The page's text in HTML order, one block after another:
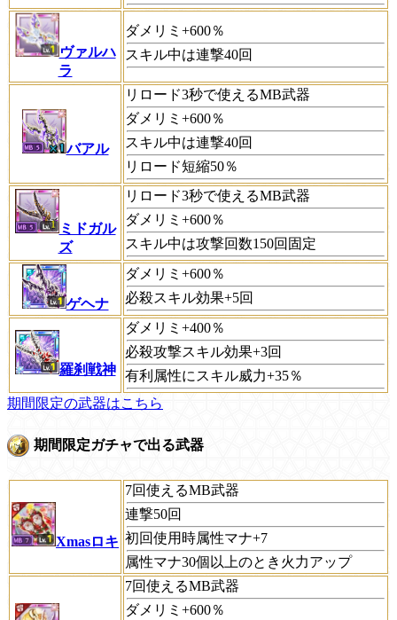
ヴァルハ
ラ
ダメリミ+600％
スキル中は連撃40回
バアル
リロード3秒で使えるMB武器
ダメリミ+600％
スキル中は連撃40回
リロード短縮50％
ミドガル
ズ
リロード3秒で使えるMB武器
ダメリミ+600％
スキル中は攻撃回数150回固定
ゲヘナ
ダメリミ+600％
必殺スキル効果+5回
羅刹戦神
ダメリミ+400％
必殺攻撃スキル効果+3回
有利属性にスキル威力+35％
期間限定の武器はこちら
期間限定ガチャで出る武器
Xmasロキ
7回使えるMB武器
連撃50回
初回使用時属性マナ+7
属性マナ30個以上のとき火力アップ
7回使えるMB武器
ダメリミ+600％